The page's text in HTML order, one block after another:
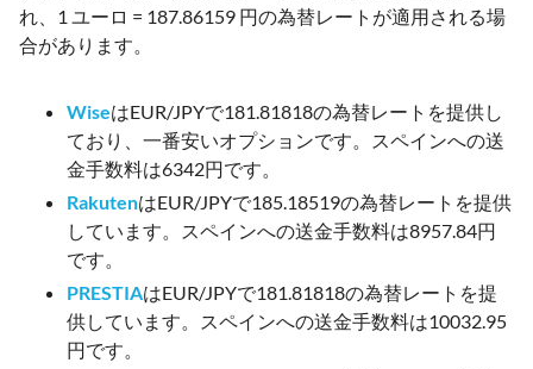
れ、1 ユーロ = 187.86159 円の為替レートが適用される場
合があります。
WiseはEUR/JPYで181.81818の為替レートを提供し
ており、一番安いオプションです。スペインへの送
金手数料は6342円です。
RakutenはEUR/JPYで185.18519の為替レートを提供
しています。スペインへの送金手数料は8957.84円
です。
PRESTIAはEUR/JPYで181.81818の為替レートを提
供しています。スペインへの送金手数料は10032.95
円です。